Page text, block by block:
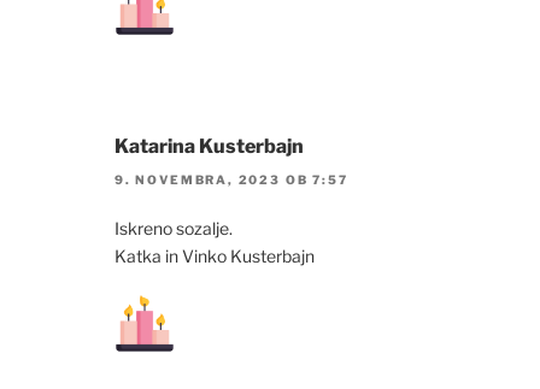
Katarina Kusterbajn
9. NOVEMBRA, 2023 OB 7:57
Iskreno sozalje.
Katka in Vinko Kusterbajn